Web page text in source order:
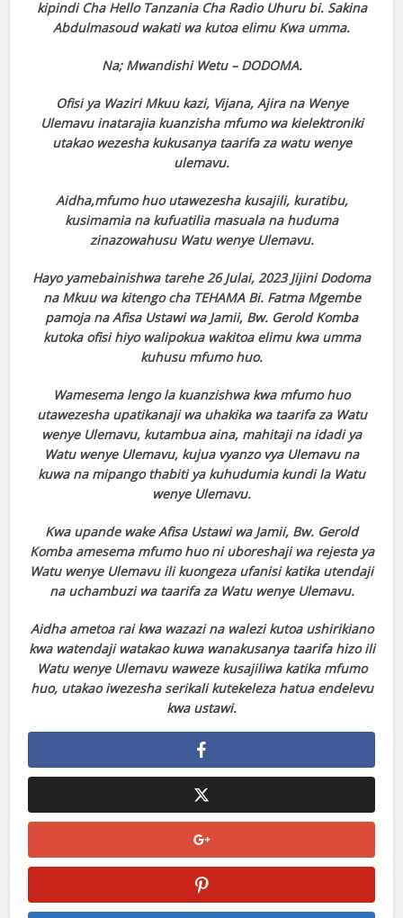
kipindi Cha Hello Tanzania Cha Radio Uhuru bi. Sakina
Abdulmasoud wakati wa kutoa elimu Kwa umma.
Na; Mwandishi Wetu – DODOMA.
Ofisi ya Waziri Mkuu kazi, Vijana, Ajira na Wenye
Ulemavu inatarajia kuanzisha mfumo wa kielektroniki
utakao wezesha kukusanya taarifa za watu wenye
ulemavu.
Aidha,mfumo huo utawezesha kusajili, kuratibu,
kusimamia na kufuatilia masuala na huduma
zinazowahusu Watu wenye Ulemavu.
Hayo yamebainishwa tarehe 26 Julai, 2023 Jijini Dodoma
na Mkuu wa kitengo cha TEHAMA Bi. Fatma Mgembe
pamoja na Afisa Ustawi wa Jamii, Bw. Gerold Komba
kutoka ofisi hiyo walipokua wakitoa elimu kwa umma
kuhusu mfumo huo.
Wamesema lengo la kuanzishwa kwa mfumo huo
utawezesha upatikanaji wa uhakika wa taarifa za Watu
wenye Ulemavu, kutambua aina, mahitaji na idadi ya
Watu wenye Ulemavu, kujua vyanzo vya Ulemavu na
kuwa na mipango thabiti ya kuhudumia kundi la Watu
wenye Ulemavu.
Kwa upande wake Afisa Ustawi wa Jamii, Bw. Gerold
Komba amesema mfumo huo ni uboreshaji wa rejesta ya
Watu wenye Ulemavu ili kuongeza ufanisi katika utendaji
na uchambuzi wa taarifa za Watu wenye Ulemavu.
Aidha ametoa rai kwa wazazi na walezi kutoa ushirikiano
kwa watendaji watakao kuwa wanakusanya taarifa hizo ili
Watu wenye Ulemavu waweze kusajiliwa katika mfumo
huo, utakao iwezesha serikali kutekeleza hatua endelevu
kwa ustawi.